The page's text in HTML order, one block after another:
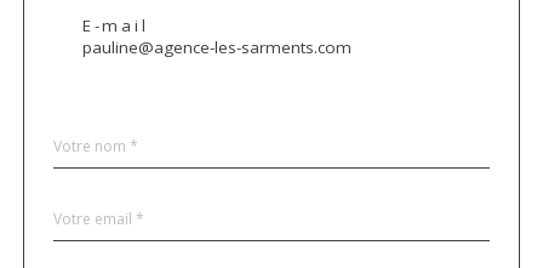
E-mail
pauline@agence-les-sarments.com
par
*
*